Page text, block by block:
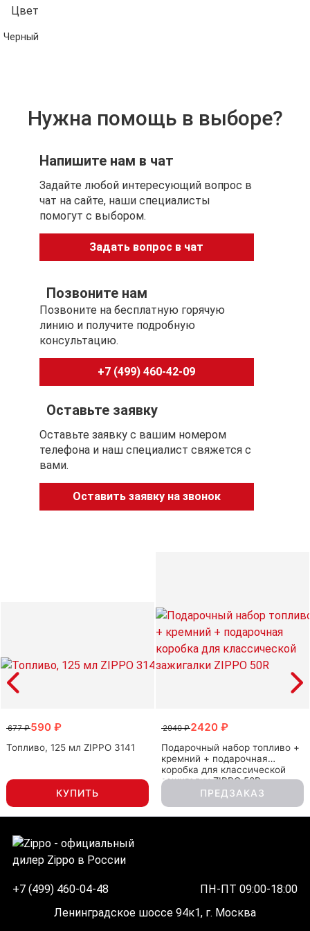
Цвет
Черный
Нужна помощь в выборе?
Напишите нам в чат
Задайте любой интересующий вопрос в
чат на сайте, наши специалисты
помогут с выбором.
Задать вопрос в чат
Позвоните нам
Позвоните на бесплатную горячую
линию и получите подробную
консультацию.
+7 (499) 460-42-09
Оставьте заявку
Оставьте заявку с вашим номером
телефона и наш специалист свяжется с
вами.
Оставить заявку на звонок
677 ₽590 ₽
Топливо, 125 мл ZIPPO 3141
КУПИТЬ
2940 ₽2420 ₽
Подарочный набор топливо +
кремний + подарочная
коробка для классической
зажигалки ZIPPO 50R
ПРЕДЗАКАЗ
+7 (499) 460-04-48
ПН-ПТ 09:00-18:00
Ленинградское шоссе 94к1, г. Москва